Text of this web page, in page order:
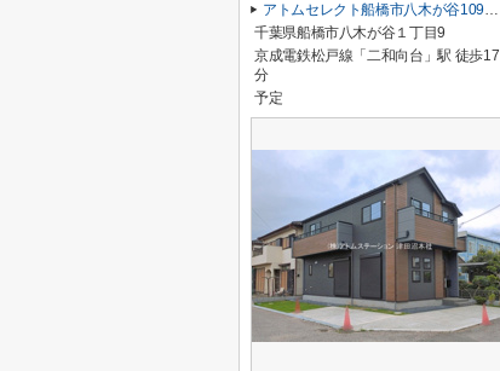
アトムセレクト船橋市八木が谷109 2棟 2号棟
千葉県船橋市八木が谷１丁目9
京成電鉄松戸線「二和向台」駅 徒歩17
分
予定